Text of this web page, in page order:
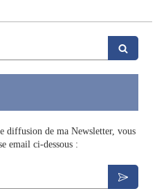
diffusion de ma Newsletter, vous
email ci-dessous :